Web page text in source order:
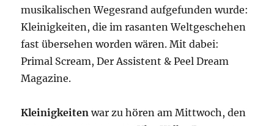
musikalischen Wegesrand aufgefunden wurde:
Kleinigkeiten, die im rasanten Weltgeschehen
fast übersehen worden wären. Mit dabei:
Primal Scream, Der Assistent & Peel Dream
Magazine.
Kleinigkeitenwar zu hören am Mittwoch, den